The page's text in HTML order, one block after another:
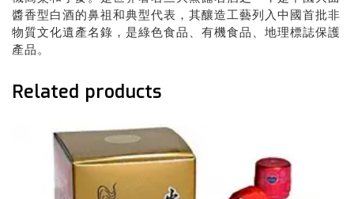
醬香型白酒的鼻祖和典型代表，其釀造工藝列入中國首批非
物質文化遺產名錄，是綠色食品、有機食品、地理標誌保護
產品。
Related products